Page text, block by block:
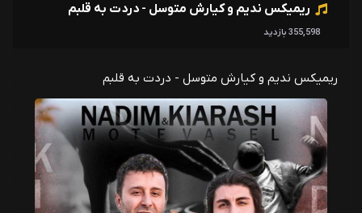
ریمیکس ندیم و کیارش متوسل - دردت به قلبم
355,598 بازدید
ریمیکس ندیم و کیارش متوسل - دردت به قلبم